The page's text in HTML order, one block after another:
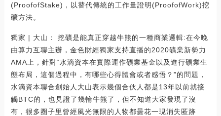
(ProofofStake)，以替代傳統的工作量證明(ProofofWork)挖
礦方法。
獨家 | 大山： 挖礦是能真正穿越牛熊的一種商業邏輯:在今晚
由算力互聯主辦，金色財經獨家支持直播的2020礦業新勢力
AMA上，針對“水滴資本在實際運作礦業基金以及進行礦業生
態布局，這個過程中，有哪些心得體會或者感悟？”的問題，
水滴資本聯合創始人大山表示幾個合伙人都是13年以前就接
觸BTC的，也見證了幾輪牛熊了，但不知道大家發現了沒
有，很多圈子里曾經風光無限的人物都曇花一現消失匿跡